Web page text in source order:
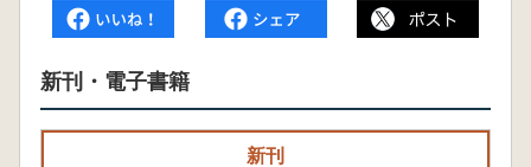
新刊・電子書籍
新刊